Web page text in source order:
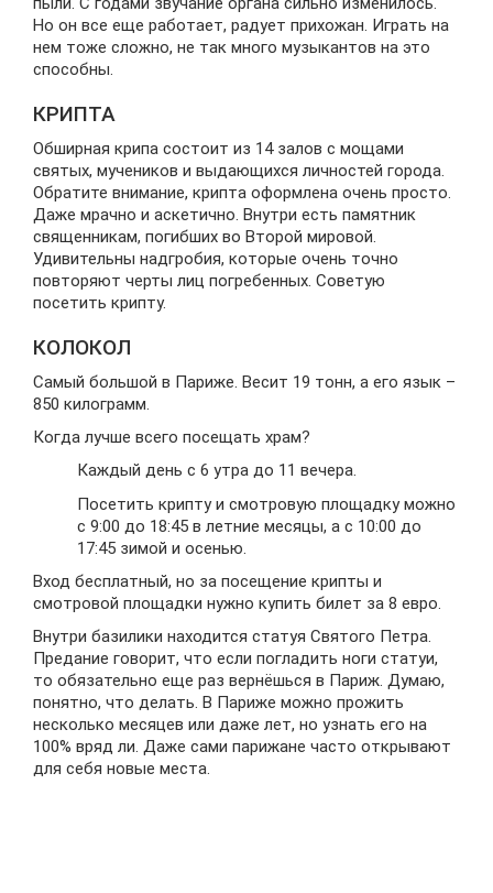
Но он все еще работает, радует прихожан. Играть на
нем тоже сложно, не так много музыкантов на это
способны.
КРИПТА
Обширная крипа состоит из 14 залов с мощами
святых, мучеников и выдающихся личностей города.
Обратите внимание, крипта оформлена очень просто.
Даже мрачно и аскетично. Внутри есть памятник
священникам, погибших во Второй мировой.
Удивительны надгробия, которые очень точно
повторяют черты лиц погребенных. Советую
посетить крипту.
КОЛОКОЛ
Самый большой в Париже. Весит 19 тонн, а его язык –
850 килограмм.
Когда лучше всего посещать храм?
Каждый день с 6 утра до 11 вечера.
Посетить крипту и смотровую площадку можно
с 9:00 до 18:45 в летние месяцы, а с 10:00 до
17:45 зимой и осенью.
Вход бесплатный, но за посещение крипты и
смотровой площадки нужно купить билет за 8 евро.
Внутри базилики находится статуя Святого Петра.
Предание говорит, что если погладить ноги статуи,
то обязательно еще раз вернёшься в Париж. Думаю,
понятно, что делать. В Париже можно прожить
несколько месяцев или даже лет, но узнать его на
100% вряд ли. Даже сами парижане часто открывают
для себя новые места.